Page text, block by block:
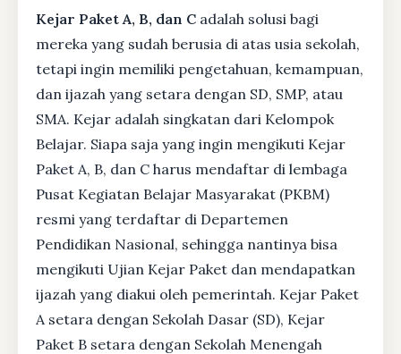
Kejar Paket A, B, dan C adalah solusi bagi
mereka yang sudah berusia di atas usia sekolah,
tetapi ingin memiliki pengetahuan, kemampuan,
dan ijazah yang setara dengan SD, SMP, atau
SMA. Kejar adalah singkatan dari Kelompok
Belajar. Siapa saja yang ingin mengikuti Kejar
Paket A, B, dan C harus mendaftar di lembaga
Pusat Kegiatan Belajar Masyarakat (PKBM)
resmi yang terdaftar di Departemen
Pendidikan Nasional, sehingga nantinya bisa
mengikuti Ujian Kejar Paket dan mendapatkan
ijazah yang diakui oleh pemerintah. Kejar Paket
A setara dengan Sekolah Dasar (SD), Kejar
Paket B setara dengan Sekolah Menengah